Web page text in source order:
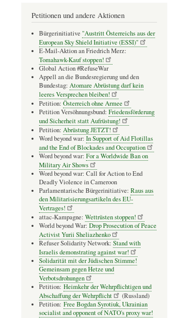
Petitionen und andere Aktionen
Bürgerinitiative "Austritt Österreichs aus der
European Sky Shield Initiative (ESSI)"
E-Mail-Aktion an Friedrich Merz:
Tomahawk-Kauf stoppen!
Global Action #RefuseWar
Appell an die Bundesregierung und den
Bundestag: Atomare Abrüstung darf kein
leeres Versprechen bleiben!
Petition: Österreich ohne Armee
Petition Versöhnungsbund: Friedensförderung
und Sicherheit statt Aufrüstung!
Petition: Abrüstung JETZT!
Word beyond war: In Support of Aid Flotillas
and the End of Blockades and Occupation
Word beyond war: For a Worldwide Ban on
Military Air Shows
Word beyond war: Call for Action to End
Deadly Violence in Cameroon
Parlamentarische Bürgerinitiative: Raus aus
den Militarisierungsartikeln des EU-
Vertrages!
attac-Kampagne: Wettrüsten stoppen!
World beyond War: Drop Prosecution of Peace
Activist Yurii Sheliazhenko
Refuser Solidarity Network: Stand with
Israelis demonstrating against war!
Solidarität mit der Jüdischen Stimme!
Gemeinsam gegen Hetze und
Verbotsdrohungen
Petition: Heimkehr der Wehrpflichtigen und
Abschaffung der Wehrpflicht
(Russland)
Petition: Free Bogdan Syrotiuk, Ukrainian
socialist and opponent of NATO's proxy war!